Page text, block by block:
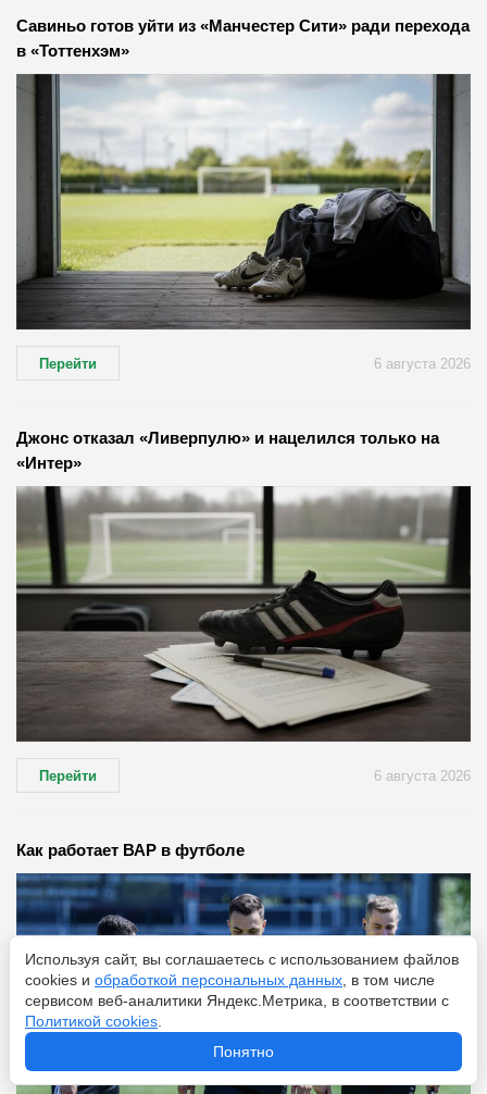
Савиньо готов уйти из «Манчестер Сити» ради перехода
в «Тоттенхэм»
Перейти 6 августа 2026
Джонс отказал «Ливерпулю» и нацелился только на
«Интер»
Перейти 6 августа 2026
Как работает ВАР в футболе
Используя сайт, вы соглашаетесь с использованием файлов
cookies и обработкой персональных данных , в том числе
сервисом веб-аналитики Яндекс.Метрика, в соответствии с
Политикой cookies
Понятно